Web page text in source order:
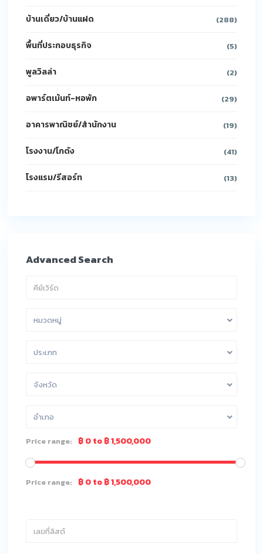
บ้านเดี่ยว/บ้านแฝด (288)
พื้นที่ประกอบธุรกิจ (5)
พูลวิลล่า (2)
อพาร์ตเม้นท์-หอพัก (29)
อาคารพาณิชย์/สำนักงาน (19)
โรงงาน/โกดัง (41)
โรงแรม/รีสอร์ท (13)
Advanced Search
หมวดหมู่
ประเภท
จังหวัด
อำเภอ
Price range: ฿ 0 to ฿ 1,500,000
Price range: ฿ 0 to ฿ 1,500,000